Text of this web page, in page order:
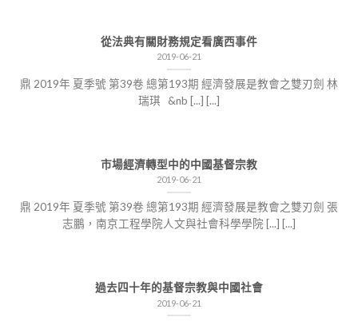
從法典有關財務規定看廣西事件
2019-06-21
鼎 2019年 夏季號 第39卷 總第193期 經濟發展是教會之雙刃劍 林
瑞琪 &nb [...] [...]
市場經濟轉型中的中國基督宗教
2019-06-21
鼎 2019年 夏季號 第39卷 總第193期 經濟發展是教會之雙刃劍 張
志鵬，南京工程學院人文與社會科學學院 [...] [...]
過去四十年的基督宗教與中國社會
2019-06-21